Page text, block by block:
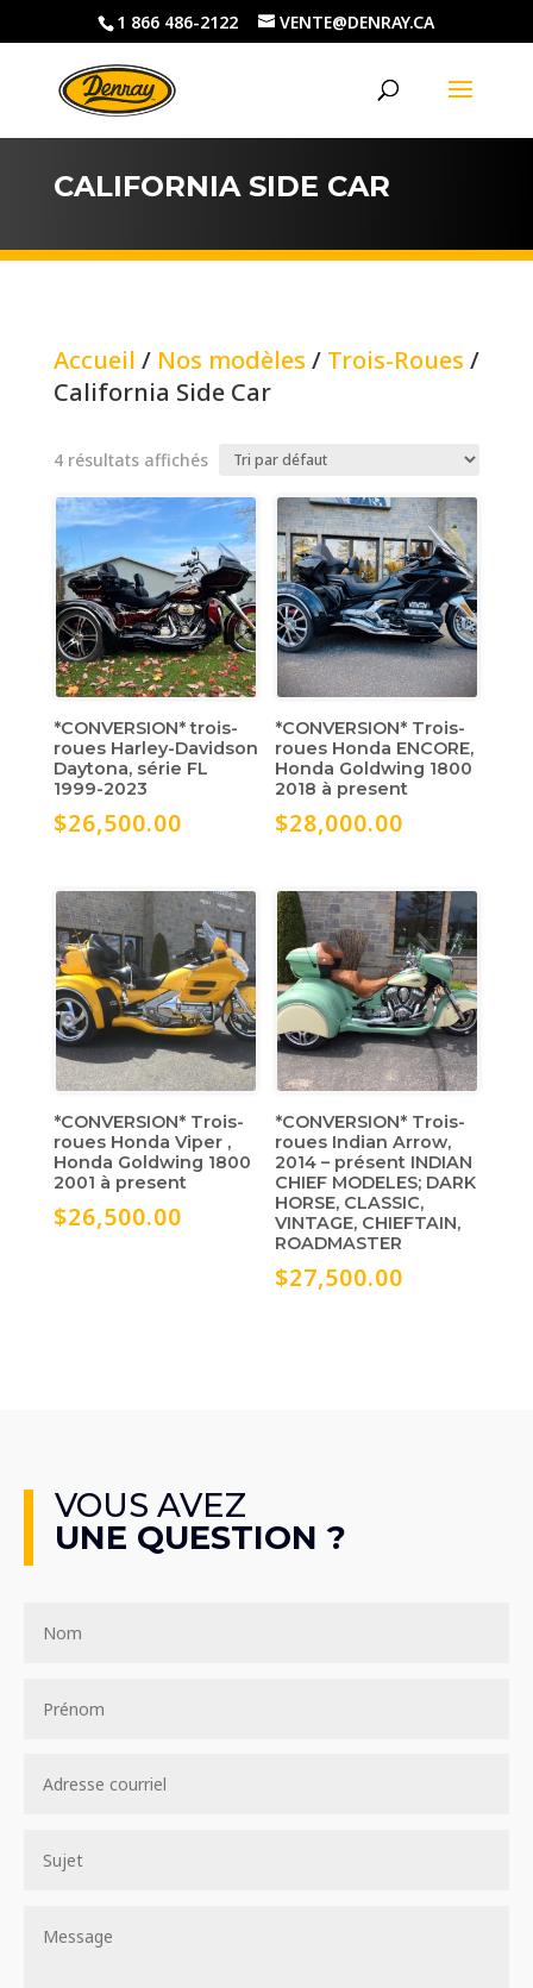
1 866 486-2122 VENTE@DENRAY.CA
CALIFORNIA SIDE CAR
Accueil / Nos modèles / Trois-Roues /
California Side Car
4 résultats affichés
*CONVERSION* trois-
roues Harley-Davidson
Daytona, série FL
1999-2023
$26,500.00
*CONVERSION* Trois-
roues Honda ENCORE,
Honda Goldwing 1800
2018 à present
$28,000.00
*CONVERSION* Trois-
roues Honda Viper ,
Honda Goldwing 1800
2001 à present
$26,500.00
*CONVERSION* Trois-
roues Indian Arrow,
2014 – présent INDIAN
CHIEF MODELES; DARK
HORSE, CLASSIC,
VINTAGE, CHIEFTAIN,
ROADMASTER
$27,500.00
VOUS AVEZ
UNE QUESTION ?